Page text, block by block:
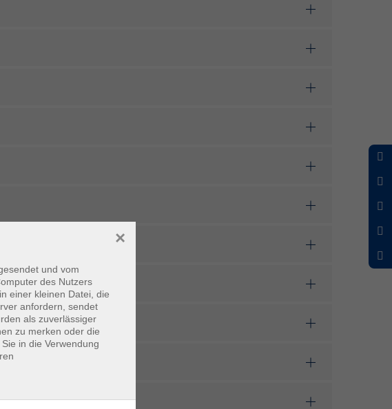
und vom
des Nutzers
einer kleinen Datei, die
anfordern, sendet
als zuverlässiger
zu merken oder die
in die Verwendung
×